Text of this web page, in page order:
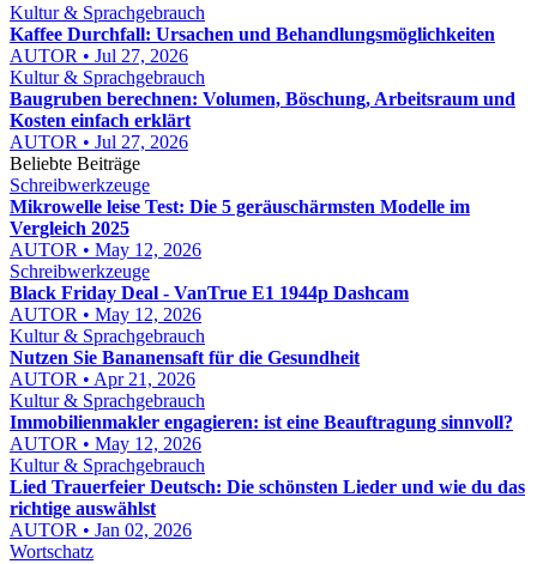
Kultur & Sprachgebrauch
Kaffee Durchfall: Ursachen und Behandlungsmöglichkeiten
AUTOR • Jul 27, 2026
Kultur & Sprachgebrauch
Baugruben berechnen: Volumen, Böschung, Arbeitsraum und
Kosten einfach erklärt
AUTOR • Jul 27, 2026
Beliebte Beiträge
Schreibwerkzeuge
Mikrowelle leise Test: Die 5 geräuschärmsten Modelle im
Vergleich 2025
AUTOR • May 12, 2026
Schreibwerkzeuge
Black Friday Deal - VanTrue E1 1944p Dashcam
AUTOR • May 12, 2026
Kultur & Sprachgebrauch
Nutzen Sie Bananensaft für die Gesundheit
AUTOR • Apr 21, 2026
Kultur & Sprachgebrauch
Immobilienmakler engagieren: ist eine Beauftragung sinnvoll?
AUTOR • May 12, 2026
Kultur & Sprachgebrauch
Lied Trauerfeier Deutsch: Die schönsten Lieder und wie du das
richtige auswählst
AUTOR • Jan 02, 2026
Wortschatz